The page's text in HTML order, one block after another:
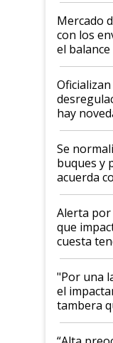
Mercado
con los
el balance
Posta
hay
la hidrovía
Se
buques y
acuerda
Alerta por
que
cuesta
y el
pase a ser
"Por una
el
tambera
tornado